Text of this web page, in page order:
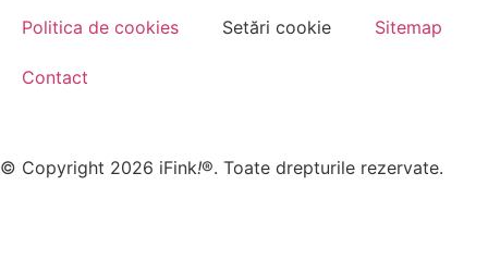
Politica de cookies Setări cookie Sitemap
Contact
© Copyright 2026 iFink!®. Toate drepturile rezervate.